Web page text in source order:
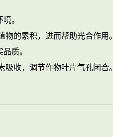
。
的累积，进而帮助光合作用。
质。
收，调节作物叶片气孔闭合。